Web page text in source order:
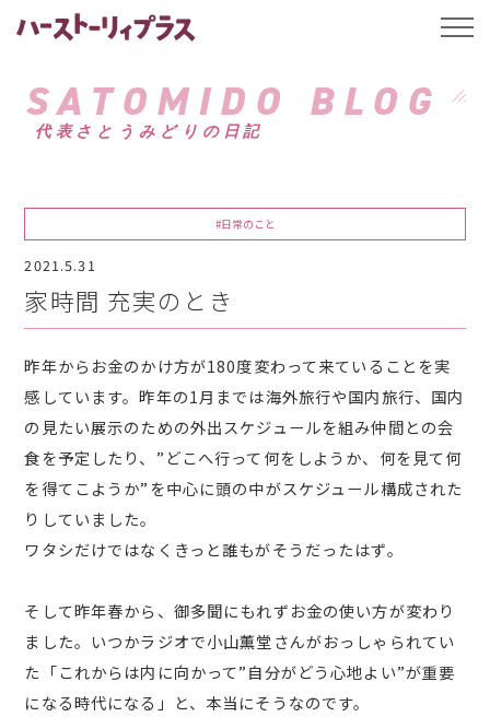
ハーストーリィプ
SATOMIDO BLOG
代表さとうみどりの日記
#日常のこと
2021.5.31
家時間 充実のとき
昨年からお金のかけ方が180度変わって来ていることを実
感しています。昨年の1月までは海外旅行や国内旅行、国内
の見たい展示のための外出スケジュールを組み仲間との会
食を予定したり、”どこへ行って何をしようか、何を見て何
を得てこようか”を中心に頭の中がスケジュール構成された
りしていました。
ワタシだけではなくきっと誰もがそうだったはず。
そして昨年春から、御多聞にもれずお金の使い方が変わり
ました。いつかラジオで小山薫堂さんがおっしゃられてい
た「これからは内に向かって”自分がどう心地よい”が重要
になる時代になる」と、本当にそうなのです。
t
l
a